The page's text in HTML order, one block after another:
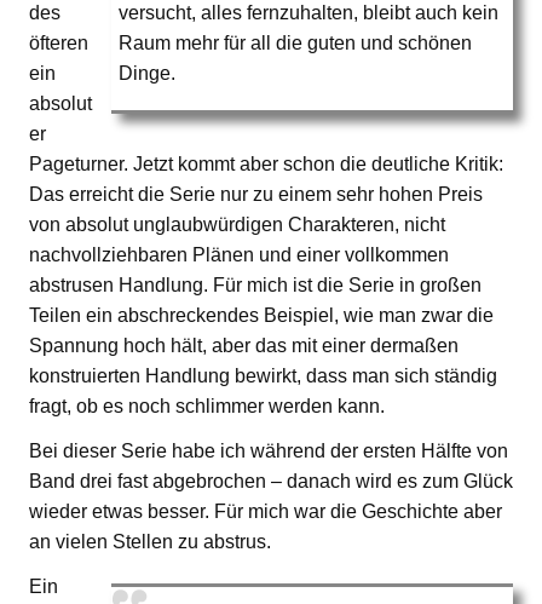
versucht, alles fernzuhalten, bleibt auch kein
Raum mehr für all die guten und schönen
Dinge.
des
öfteren
ein
absolut
er
Pageturner. Jetzt kommt aber schon die deutliche Kritik:
Das erreicht die Serie nur zu einem sehr hohen Preis
von absolut unglaubwürdigen Charakteren, nicht
nachvollziehbaren Plänen und einer vollkommen
abstrusen Handlung. Für mich ist die Serie in großen
Teilen ein abschreckendes Beispiel, wie man zwar die
Spannung hoch hält, aber das mit einer dermaßen
konstruierten Handlung bewirkt, dass man sich ständig
fragt, ob es noch schlimmer werden kann.
Bei dieser Serie habe ich während der ersten Hälfte von
Band drei fast abgebrochen – danach wird es zum Glück
wieder etwas besser. Für mich war die Geschichte aber
an vielen Stellen zu abstrus.
Ein